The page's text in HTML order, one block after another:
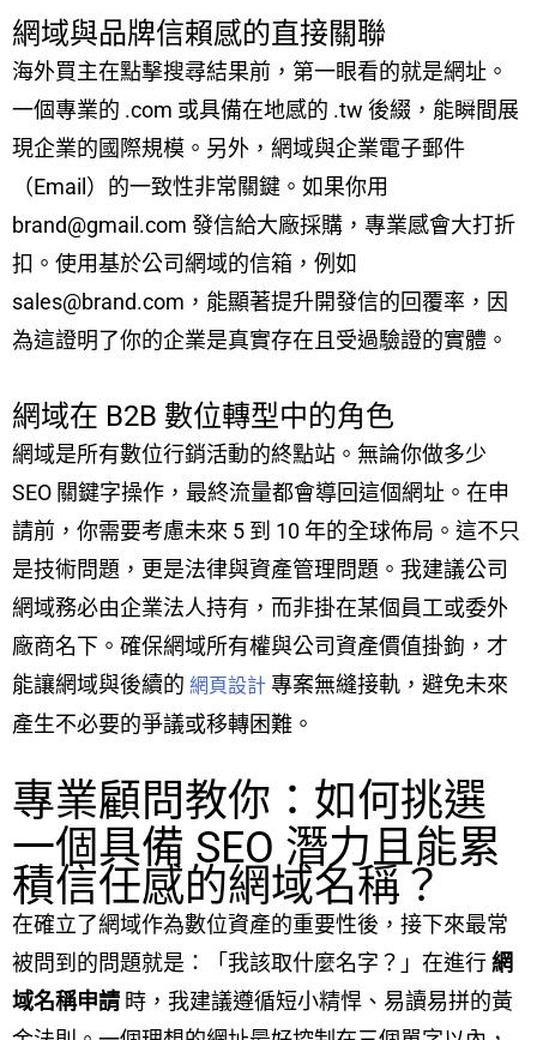
網域與品牌信賴感的直接關聯
海外買主在點擊搜尋結果前，第一眼看的就是網址。
一個專業的 .com 或具備在地感的 .tw 後綴，能瞬間展
現企業的國際規模。另外，網域與企業電子郵件
（Email）的一致性非常關鍵。如果你用
brand@gmail.com 發信給大廠採購，專業感會大打折
扣。使用基於公司網域的信箱，例如
sales@brand.com，能顯著提升開發信的回覆率，因
為這證明了你的企業是真實存在且受過驗證的實體。
網域在 B2B 數位轉型中的角色
網域是所有數位行銷活動的終點站。無論你做多少
SEO 關鍵字操作，最終流量都會導回這個網址。在申
請前，你需要考慮未來 5 到 10 年的全球佈局。這不只
是技術問題，更是法律與資產管理問題。我建議公司
網域務必由企業法人持有，而非掛在某個員工或委外
廠商名下。確保網域所有權與公司資產價值掛鉤，才
能讓網域與後續的 網頁設計 專案無縫接軌，避免未來
產生不必要的爭議或移轉困難。
專業顧問教你：如何挑選
一個具備 SEO 潛力且能累
積信任感的網域名稱？
在確立了網域作為數位資產的重要性後，接下來最常
被問到的問題就是：「我該取什麼名字？」在進行網
域名稱申請 時，我建議遵循短小精悍、易讀易拼的黃